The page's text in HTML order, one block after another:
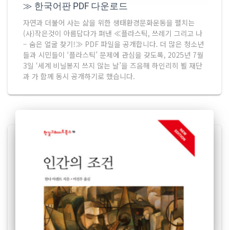
≫ 한국어판 PDF 다운로드
자연과 더불어 사는 삶을 위한 생태환경문화운동을 펼치는
(사)작은것이 아름답다가 펴낸 ≪플라스틱, 쓰레기 그리고 나
– 숨은 얼굴 찾기!≫ PDF 파일을 공개합니다. 더 많은 청소년
들과 시민들이 ‘플라스틱’ 문제에 관심을 갖도록, 2025년 7월
3일 ‘세계 비닐봉지 쓰지 않는 날’을 즈음해 하인리히 뵐 재단
과 가 함께 동시 공개하기로 했습니다.